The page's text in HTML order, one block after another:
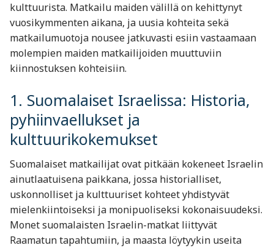
kulttuurista. Matkailu maiden välillä on kehittynyt
vuosikymmenten aikana, ja uusia kohteita sekä
matkailumuotoja nousee jatkuvasti esiin vastaamaan
molempien maiden matkailijoiden muuttuviin
kiinnostuksen kohteisiin.
1. Suomalaiset Israelissa: Historia,
pyhiinvaellukset ja
kulttuurikokemukset
Suomalaiset matkailijat ovat pitkään kokeneet Israelin
ainutlaatuisena paikkana, jossa historialliset,
uskonnolliset ja kulttuuriset kohteet yhdistyvät
mielenkiintoiseksi ja monipuoliseksi kokonaisuudeksi.
Monet suomalaisten Israelin-matkat liittyvät
Raamatun tapahtumiin, ja maasta löytyykin useita